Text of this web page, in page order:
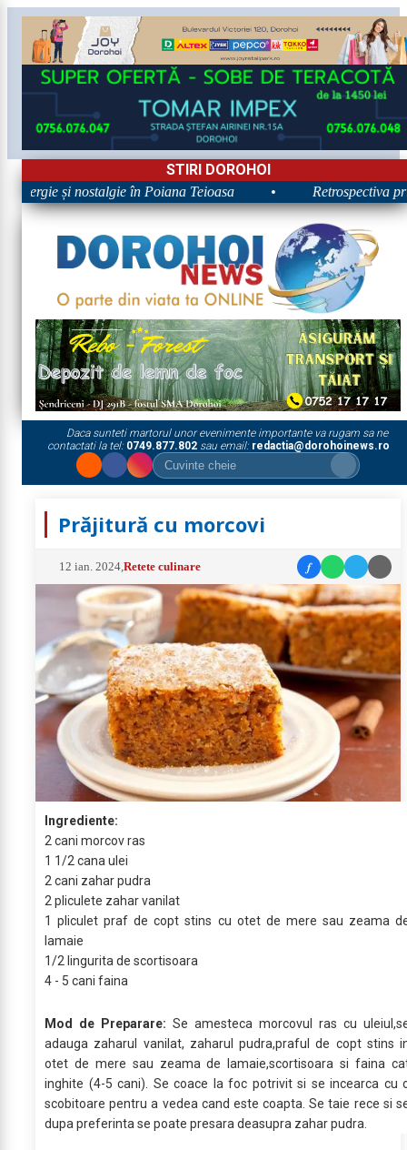
STIRI DOROHOI
și nostalgie în Poiana Teioasa Retrospectiva
Daca sunteti martorul unor evenimente importante va rugam sa ne
contactati la tel: 0749.877.802sau email: redactia@dorohoinews.ro
Prăjitură cu morcovi
12 ian. 2024 ,Retete culinare f
Ingrediente:
2 cani morcov ras
1 1/2 cana ulei
2 cani zahar pudra
2 pliculete zahar vanilat
1 pliculet praf de copt stins cu otet de mere sau zeama
lamaie
1/2 lingurita de scortisoara
4 - 5 cani faina
Mod de Preparare: Se amesteca morcovul ras cu
adauga zaharul vanilat, zaharul pudra,praful de copt stins
otet de mere sau zeama de lamaie,scortisoara si faina
inghite (4-5 cani). Se coace la foc potrivit si se incearca cu
scobitoare pentru a vedea cand este coapta. Se taie rece si
dupa preferinta se poate presara deasupra zahar pudra.